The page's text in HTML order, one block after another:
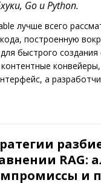
Go и Python.
лучше всего
построенную
быстрого
а
RAG:
и